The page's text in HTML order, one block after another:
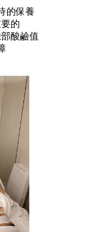
的保養
的
酸鹼值